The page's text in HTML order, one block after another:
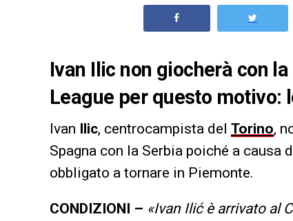
Ivan Ilic non giocherà con
League per questo motivo:
Ivan Ilic, centrocampista del Torino,
Spagna con la Serbia poiché a causa
obbligato a tornare in Piemonte.
CONDIZIONI – «Ivan Ilić è arrivato al